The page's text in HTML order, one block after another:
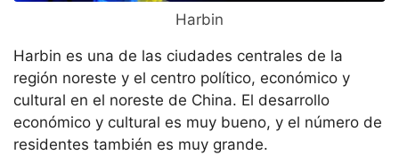
Harbin
Harbin es una de las ciudades centrales de la
región noreste y el centro político, económico y
cultural en el noreste de China. El desarrollo
económico y cultural es muy bueno, y el número de
residentes también es muy grande.